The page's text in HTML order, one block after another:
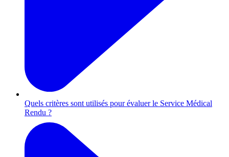
Quels critères sont utilisés pour évaluer le Service Médical
Rendu ?